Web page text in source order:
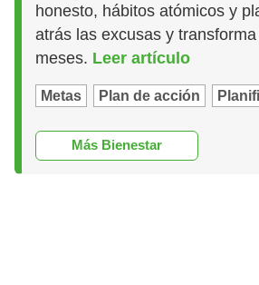
honesto, hábitos atómicos y
atrás las excusas y
meses. Leer artículo
Metas Plan de acción
Más Bienestar